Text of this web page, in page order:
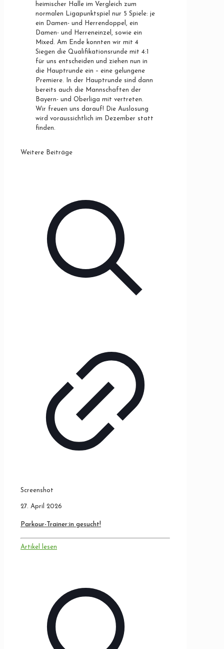
heimischer Halle im Vergleich zum
normalen Ligapunktspiel nur 5 Spiele: je
ein Damen- und Herrendoppel, ein
Damen- und Herreneinzel, sowie ein
Mixed. Am Ende konnten wir mit 4
Siegen die Qualifikationsrunde mit 4:1
für uns entscheiden und ziehen nun in
die Hauptrunde ein – eine gelungene
Premiere. In der Hauptrunde sind dann
bereits auch die Mannschaften der
Bayern- und Oberliga mit vertreten.
Wir freuen uns darauf! Die Auslosung
wird voraussichtlich im Dezember statt
finden.
Weitere Beiträge
Screenshot
27. April 2026
Parkour-Trainer:in gesucht!
Artikel lesen